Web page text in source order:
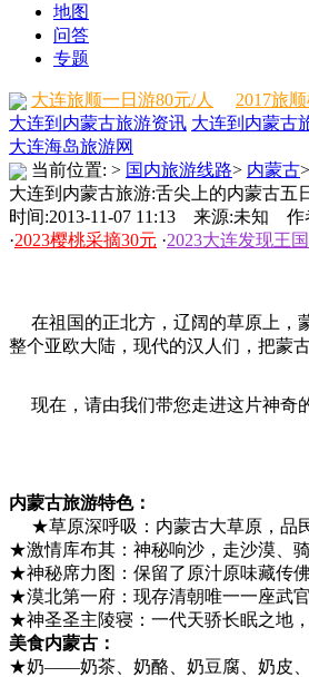
地图
问答
专题
大连旅顺一日游80元/人 2017旅
大连到内蒙古旅游资讯 大连到内蒙古
大连海岛旅游网
当前位置: > 国内旅游线路> 内蒙古>
大连到内蒙古旅游:舌尖上的内蒙古五
时间:2013-11-07 11:13 来源:未知
·2023樱桃采摘30元 ·2023大连发现王国
在祖国的正北方，辽阔的草原上，
整个亚欧大陆，现代的汉人们，把蒙
现在，请由我们带您走进这片神奇
内蒙古旅游特色：
★草原深呼吸：内蒙古大草原，品
★激情库布其：神秘响沙，走沙漠、
★神秘席力图：保留了原汁原味藏传
★漠北第一府：现存清朝唯一一座武官
★神圣圣主陵寝：一代天骄长眠之地
美食内蒙古：
★奶——奶茶、奶酪、奶豆腐、奶皮